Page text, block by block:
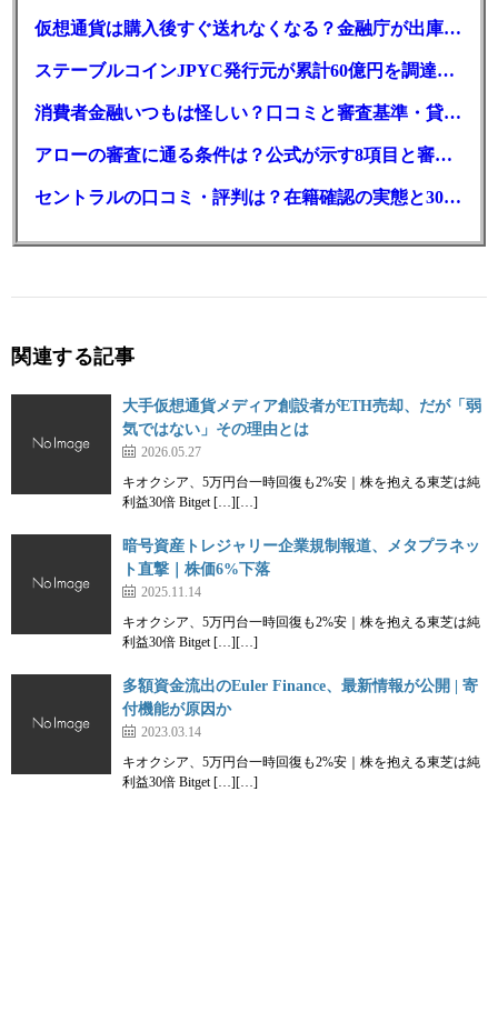
仮想通貨は購入後すぐ送れなくなる？金融庁が出庫制限を要請
ステーブルコインJPYC発行元が累計60億円を調達、物流大手も出資参画
消費者金融いつもは怪しい？口コミと審査基準・貸付条件を調査
アローの審査に通る条件は？公式が示す8項目と審査時間
セントラルの口コミ・評判は？在籍確認の実態と30日金利0円の落とし穴
関連する記事
大手仮想通貨メディア創設者がETH売却、だが「弱
気ではない」その理由とは
2026.05.27
キオクシア、5万円台一時回復も2%安｜株を抱える東芝は純
利益30倍 Bitget […][…]
暗号資産トレジャリー企業規制報道、メタプラネッ
ト直撃｜株価6%下落
2025.11.14
キオクシア、5万円台一時回復も2%安｜株を抱える東芝は純
利益30倍 Bitget […][…]
多額資金流出のEuler Finance、最新情報が公開 | 寄
付機能が原因か
2023.03.14
キオクシア、5万円台一時回復も2%安｜株を抱える東芝は純
利益30倍 Bitget […][…]